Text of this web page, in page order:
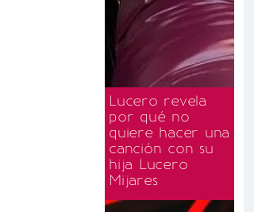
Lucero revela
por qué no
quiere hacer una
canción con su
hija Lucero
Mijares